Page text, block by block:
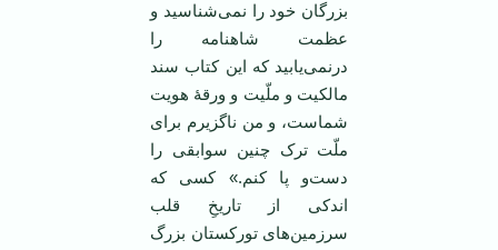
بزرگان خود را نمی‌شناسید و
عظمت شاهنامه را
درنمی‌یابید که این کتاب سند
مالکیت و ملّیت و ورقۀ هویت
شماست، و من ناگزیرم برای
ملّت ترک چنین سوابقی را
دست‌و پا کنم.» کسی که
اندکی از تاریخِ قلب
سرزمین‌های تورکستان بزرگ